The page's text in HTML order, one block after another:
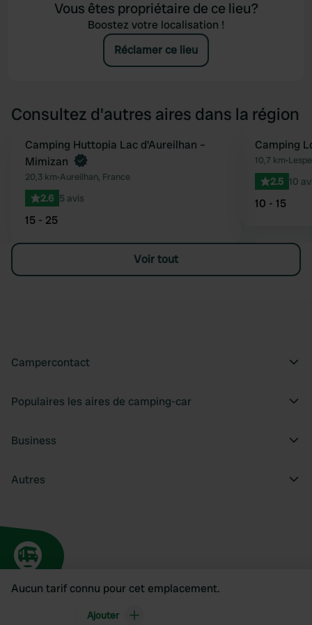
Aucun tarif connu pour cet emplacement.
Ajouter
Vous êtes propriétaire de ce lieu?
Boostez votre localisation !
Réclamer ce lieu
Consultez d'autres aires dans la région
Préféré
Reserve maintenant
Camping Huttopia Lac d'Aureilhan –
Mimizan
20,3 km•Aureilhan, France
2.6 5 avis
15 - 25
Camping
10,7 km•
2.5 10
10 - 15
Voir tout
Campercontact
Populaires les aires de camping-car
Business
Autres